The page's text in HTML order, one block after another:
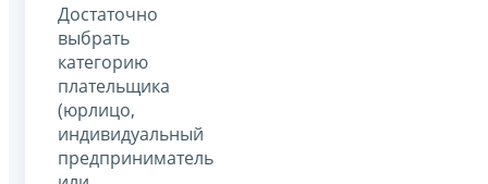
Достаточно
выбрать
категорию
плательщика
(юрлицо,
индивидуальный
предприниматель